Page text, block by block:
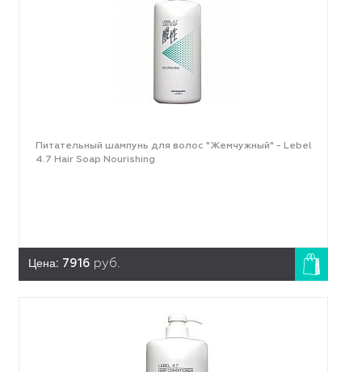
Питательный шампунь для волос "Жемчужный" - Lebel
4.7 Hair Soap Nourishing
Цена: 7916 руб.